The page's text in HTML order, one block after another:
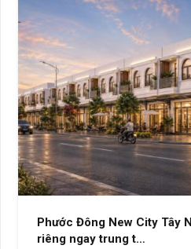
Phước Đông New City Tây
riêng ngay trung t…